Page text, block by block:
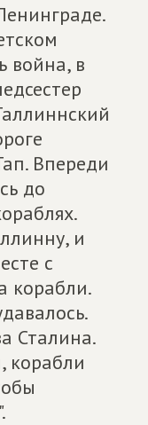
война, в
Впереди
до
и
с
корабли.
Сталина.
корабли